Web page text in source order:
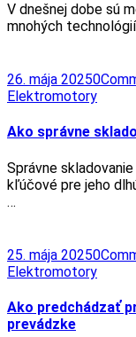
V dnešnej dobe sú
mnohých
26. mája 20250
Elektromotory
Ako správne
Správne
kľúčové pre jeho
…
25. mája 20250
Elektromotory
Ako predchádzať
prevádzke